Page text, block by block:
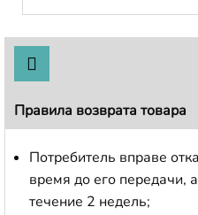
Правила возврата товара
Потребитель вправе
время до его передачи,
течение 2 недель;